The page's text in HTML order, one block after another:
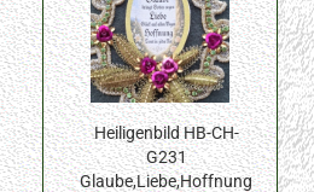
Heiligenbild HB-CH-
G231
Glaube,Liebe,Hoffnung